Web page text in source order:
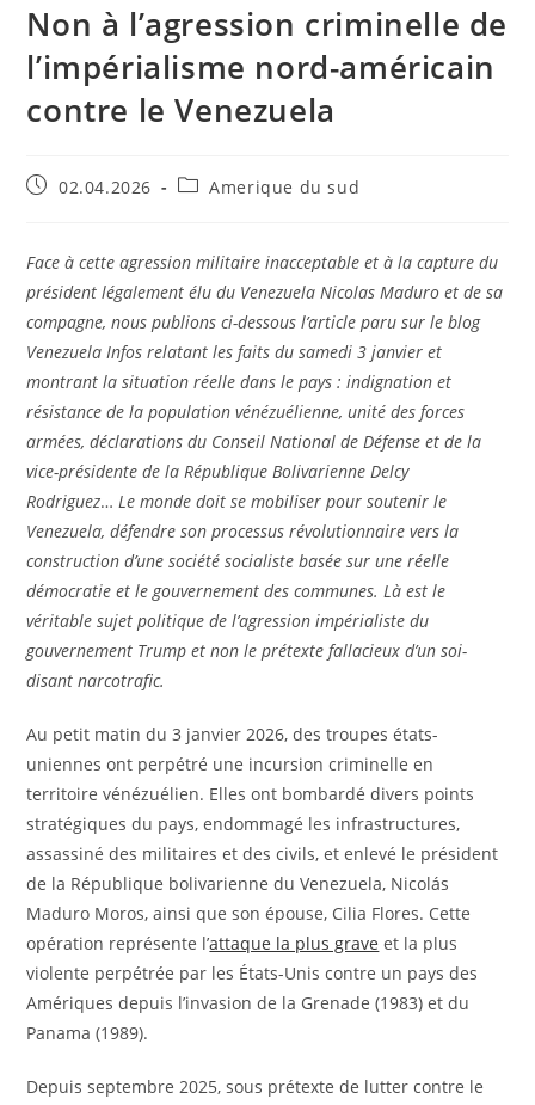
Non à l’agression criminelle de
l’impérialisme nord-américain
contre le Venezuela
02.04.2026 Amerique du sud
Face à cette agression militaire inacceptable et à la capture du
président légalement élu du Venezuela Nicolas Maduro et de sa
compagne, nous publions ci-dessous l’article paru sur le blog
Venezuela Infos relatant les faits du samedi 3 janvier et
montrant la situation réelle dans le pays : indignation et
résistance de la population vénézuélienne, unité des forces
armées, déclarations du Conseil National de Défense et de la
vice-présidente de la République Bolivarienne Delcy
Rodriguez… Le monde doit se mobiliser pour soutenir le
Venezuela, défendre son processus révolutionnaire vers la
construction d’une société socialiste basée sur une réelle
démocratie et le gouvernement des communes. Là est le
véritable sujet politique de l’agression impérialiste du
gouvernement Trump et non le prétexte fallacieux d’un soi-
disant narcotrafic.
Au petit matin du 3 janvier 2026, des troupes états-
uniennes ont perpétré une incursion criminelle en
territoire vénézuélien. Elles ont bombardé divers points
stratégiques du pays, endommagé les infrastructures,
assassiné des militaires et des civils, et enlevé le président
de la République bolivarienne du Venezuela, Nicolás
Maduro Moros, ainsi que son épouse, Cilia Flores. Cette
opération représente l’attaque la plus grave et la plus
violente perpétrée par les États-Unis contre un pays des
Amériques depuis l’invasion de la Grenade (1983) et du
Panama (1989).
Depuis septembre 2025, sous prétexte de lutter contre le